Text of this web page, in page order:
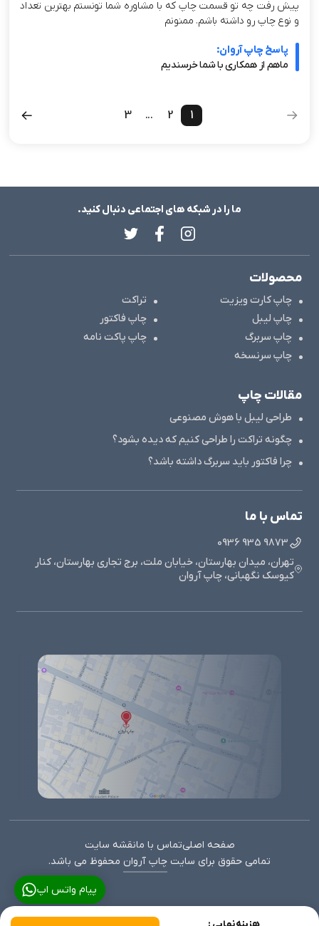
پیش رفت چه تو قسمت چاپ که با مشاوره شما تونستم بهترین تعداد
و نوع چاپ رو داشته باشم. ممنونم
پاسخ چاپ آروان:
ماهم از همکاری با شما خرسندیم
1
2
...
3
پیام واتس اپ
ما را در شبکه های اجتماعی دنبال کنید.
محصولات
چاپ کارت ویزیت
تراکت
چاپ لیبل
چاپ فاکتور
چاپ سربرگ
چاپ پاکت نامه
چاپ سرنسخه
مقالات چاپ
طراحی لیبل با هوش مصنوعی
چگونه تراکت را طراحی کنیم که دیده بشود؟
چرا فاکتور باید سربرگ داشته باشد؟
تماس با ما
9873 935 0936
تهران، میدان بهارستان، خیابان ملت، برج تجاری بهارستان، کنار
کیوسک نگهبانی، چاپ آروان
صفحه اصلیتماس با مانقشه سایت
تمامی حقوق برای سایت چاپ آروان محفوظ می باشد.